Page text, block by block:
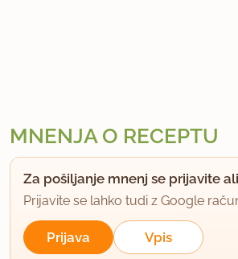
MNENJA O RECEPTU
Za pošiljanje mnenj se prijavite
Prijavite se lahko tudi z Google
Prijava Vpis